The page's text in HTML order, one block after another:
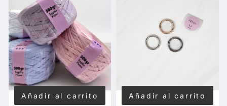
Añadir al carrito Añadir al carrito